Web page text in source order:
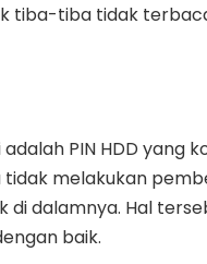
tiba-tiba tidak
PIN HDD yang
melakukan
dalamnya. Hal
baik.